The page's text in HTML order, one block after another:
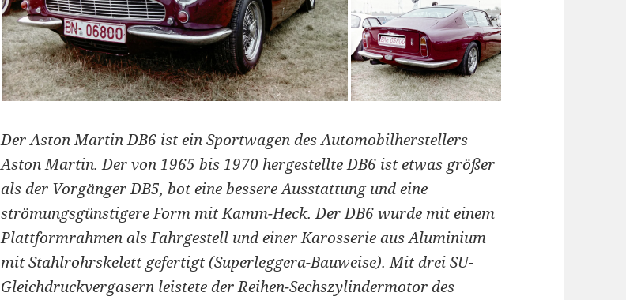
Der Aston Martin DB6 ist ein Sportwagen des Automobilherstellers
Aston Martin. Der von 1965 bis 1970 hergestellte DB6 ist etwas größer
als der Vorgänger DB5, bot eine bessere Ausstattung und eine
strömungsgünstigere Form mit Kamm-Heck. Der DB6 wurde mit einem
Plattformrahmen als Fahrgestell und einer Karosserie aus Aluminium
mit Stahlrohrskelett gefertigt (Superleggera-Bauweise). Mit drei SU-
Gleichdruckvergasern leistete der Reihen-Sechszylindermotor des